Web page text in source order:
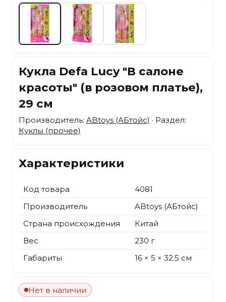
Кукла Defa Lucy "В салоне
красоты" (в розовом платье),
29 см
Производитель: ABtoys (АБтойс) · Раздел:
Куклы (прочее)
Характеристики
Код товара
4081
Производитель
ABtoys (АБтойс)
Страна происхождения
Китай
Вес
230 г
Габариты
16 × 5 × 32.5 см
Нет в наличии